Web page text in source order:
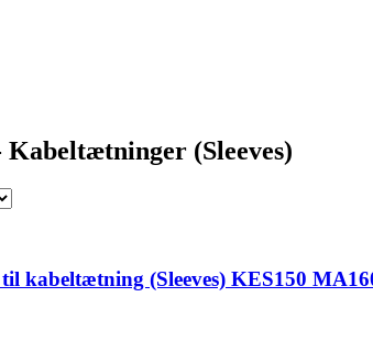
(Sleeves)
kabeltætning (Sleeves) KES150